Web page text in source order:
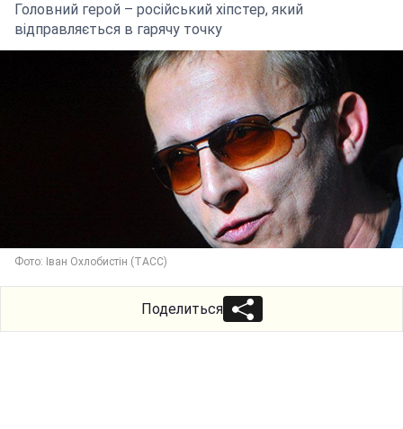
Головний герой – російський хіпстер, який
відправляється в гарячу точку
Фото: Іван Охлобистін (ТАСС)
Поделиться